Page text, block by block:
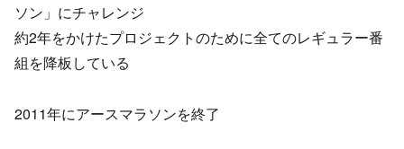
ソン」にチャレンジ
約2年をかけたプロジェクトのために全てのレギュラー番
組を降板している
2011年にアースマラソンを終了